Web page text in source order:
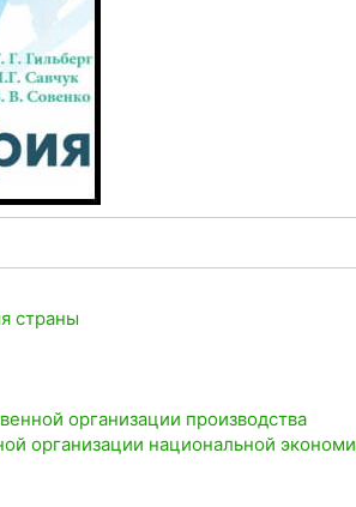
страны
организации производства
организации национальной